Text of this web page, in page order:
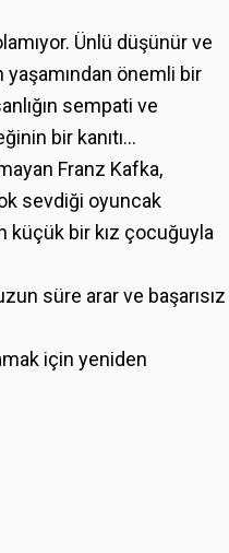
Ünlü düşünür ve
yaşamından önemli bir
sempati ve
bir kanıtı…
Franz Kafka,
sevdiği oyuncak
küçük bir kız çocuğuyla
süre arar ve başarısız
için yeniden